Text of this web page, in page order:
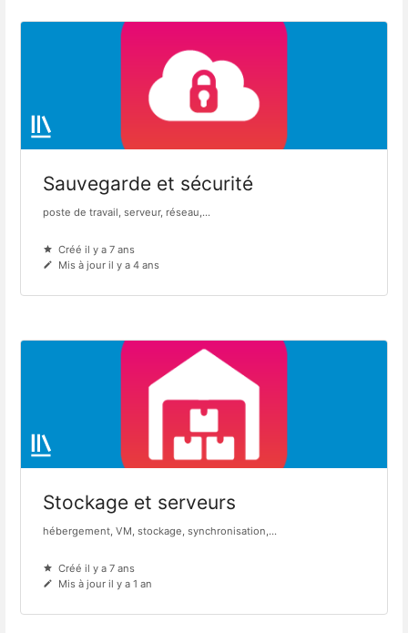
Sauvegarde et sécurité
poste de travail, serveur, réseau,...
Créé il y a 7 ans
Mis à jour il y a 4 ans
Stockage et serveurs
hébergement, VM, stockage, synchronisation,...
Créé il y a 7 ans
Mis à jour il y a 1 an